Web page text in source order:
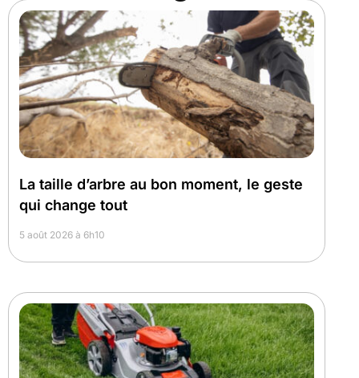
La taille d’arbre au bon moment, le geste
qui change tout
5 août 2026 à 6h10